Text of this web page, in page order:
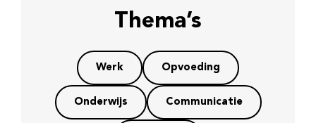
Thema’s
Werk Opvoeding
Onderwijs Communicatie